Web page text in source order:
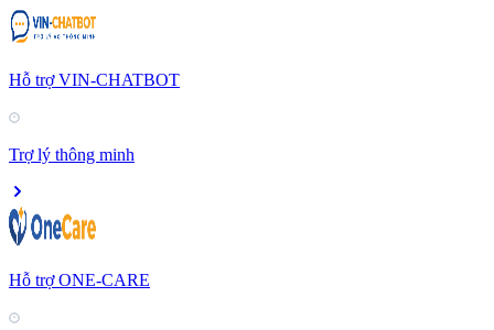
Hỗ trợ VIN-CHATBOT
Trợ lý thông minh
Hỗ trợ ONE-CARE